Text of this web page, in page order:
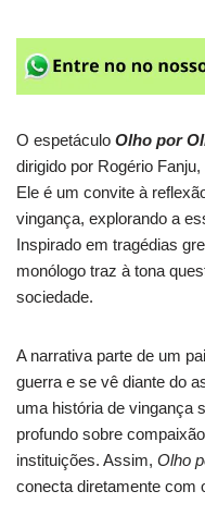
O espetáculo Olho por
dirigido por Rogério
Ele é um convite à
vingança, explorando a
Inspirado em tragédias
monólogo traz à tona
sociedade.
A narrativa parte de um
guerra e se vê diante do
uma história de vingança
profundo sobre
instituições. Assim, Olho
conecta diretamente com